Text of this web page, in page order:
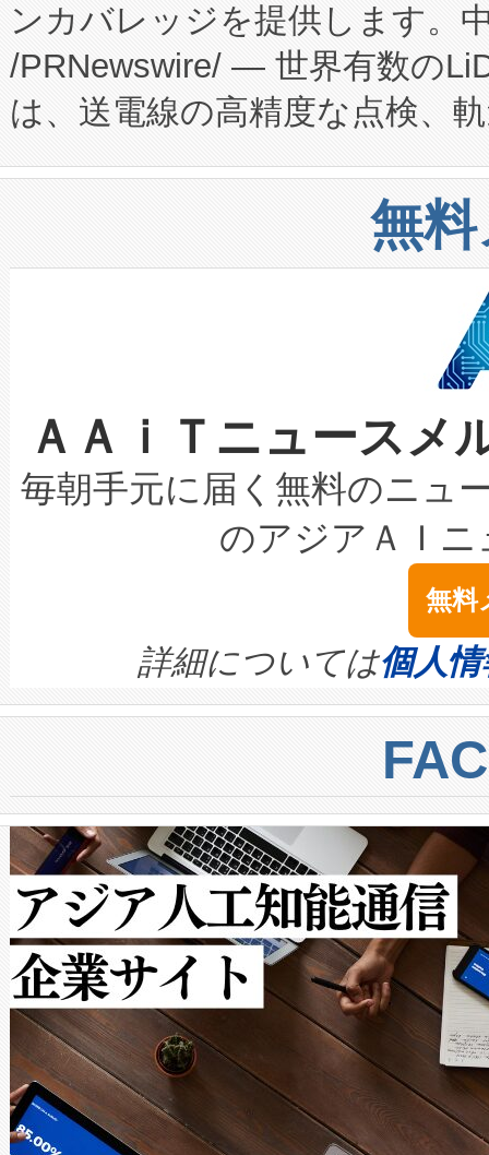
Fully-Connected Continuous
プログラムには、施設設計・
に関する技術移転および知的
構造化トレーニングカリキュ
上げおよび商用化段階におけ
設備整備および立ち上げ調整
加組織は、Enzeneのバイオ
選定された製品について、自
取得できる可能性もあります
設には、3億～4億ドルかか
最高経営責任者（CEO）であ
す。「当社のfully-connected
ームを利用すれば、6,000万
きます。この効率性は、フェ
ーエネルギー貯蔵システム（
た。 Voltaiq独自のAI搭載プラ
定、統合、導入、運用に至る
安全性を追跡し、確保する事
増加しているデータセンター
る電力網に大きな負担をかけ
事業者の負担軽減という課題
系統連系を迅速にし、ピーク
限を超えて利用可能な電力容
持できるよう貢献します。こ
ービスレベル契約（SLA）違
テリー性能の劣化によるダウ
念は、現在データセンターが
ます。 Voltaiq provides a
quality and reliability for AI
BESS stack to ensure battery
centers. Voltaiqは、ai&のAI
からシステム統合、試運転、
クルの各段階のデータを監視
[…]
ンカバレッジを提供します。
/PRNewswire/ — 世界有数の
は、送電線の高精度な点検、
や穀物倉庫におけるバルク材
リューション「Avia 2」を発
したAvia 2は、1,000メート
狭視野のFOVを切り替えるこ
ケーブル、枝などの細かな対
なレーザースポットにより、
な環境下でも豊かなディテー
キロメートル範囲を検出
LiDAR for Inspections,
は1535 nmレーザーを搭載。
イズの小径化を実現すること
す。ノーマルモードでは、
ートル先まで検出でき、これ
トに対して約600メートルに
では、反射率10％のターゲッ
で向上し、最大検知距離は
ットだけで最大1キロメート
ルの変電所周囲を監視でき、
作業と点群処理を簡素化でき
Avia 2は、2種類のFOVオプシ
× 80°のノーマルモード、長
ードを切り替えて使用するこ
無
ＡＡｉＴニュース
毎朝手元に届く無料のニュ
のアジアＡＩ
無料
詳細については個人